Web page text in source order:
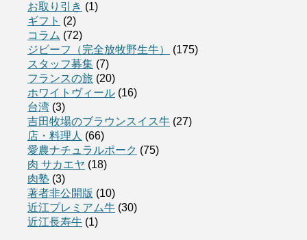
お取り引き (1)
ギフト (2)
コラム (72)
ジビーフ（完全放牧野生牛）
(175)
スタッフ募集 (7)
フランスの旅 (20)
ホワイトヴィール (16)
台湾 (3)
吉田牧場のブラウンスイス牛 (27)
店・料理人 (66)
愛農ナチュラルポーク (75)
肉 サカエヤ (18)
肉塾 (3)
著者非公開版 (10)
近江プレミアム牛 (30)
近江長寿牛 (1)